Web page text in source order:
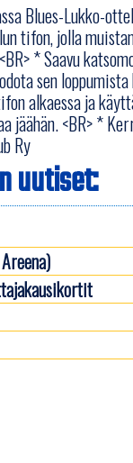
Blues-Lukko-
tifon, jolla
* Saavu
sen
alkaessa ja
jäähän. <BR> *
Ry
uutiset: